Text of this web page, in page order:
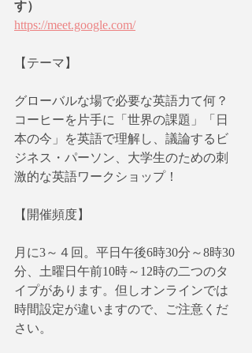
す）
https://meet.google.com/
【テーマ】
グローバルな場で必要な英語力て何？
コーヒーを片手に「世界の課題」「日
本の今」を英語で理解し、議論するビ
ジネス・パーソン、大学生のための刺
激的な英語ワークショップ！
【開催頻度】
月に3～４回。平日午後6時30分～8時30
分、土曜日午前10時～12時の二つのタ
イプがあります。但しオンラインでは
時間設定が違いますので、ご注意くだ
さい。